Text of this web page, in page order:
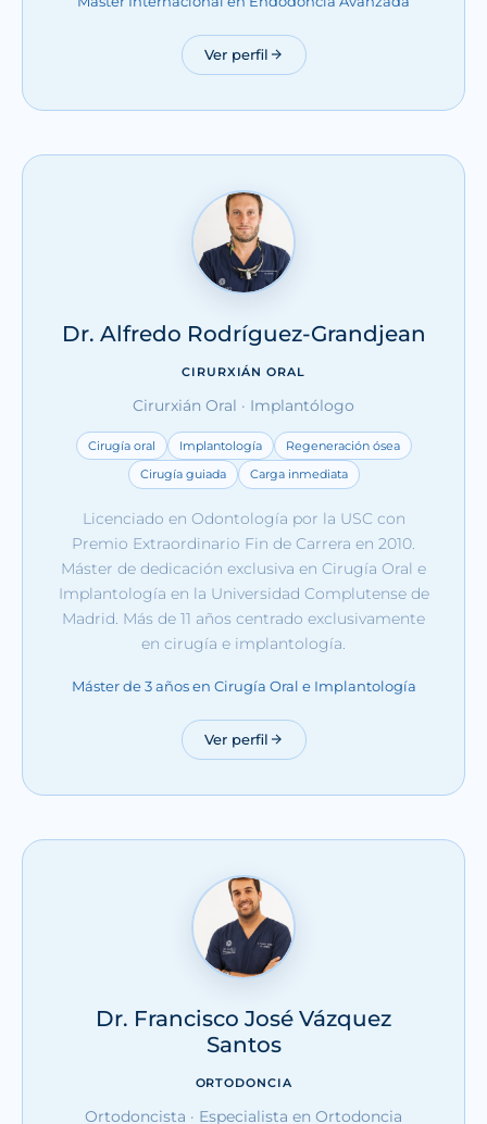
Ver perfil
Dr. Alfredo Rodríguez-Grandjean
CIRURXIÁN ORAL
Cirurxián Oral · Implantólogo
Cirugía oral Implantología
Regeneración ósea
Cirugía guiada
Carga inmediata
Licenciado en Odontología por la USC con
Premio Extraordinario Fin de Carrera en 2010.
Máster de dedicación exclusiva en Cirugía Oral e
Implantología en la Universidad Complutense de
Madrid. Más de 11 años centrado exclusivamente
en cirugía e implantología.
Máster de 3 años en Cirugía Oral e Implantología
Ver perfil
Dr. Francisco José Vázquez
Santos
ORTODONCIA
Ortodoncista · Especialista en Ortodoncia